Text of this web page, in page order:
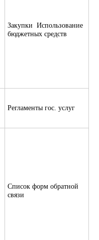
Закупки Использование
бюджетных средств
Регламенты гос. услуг
Список форм обратной
связи